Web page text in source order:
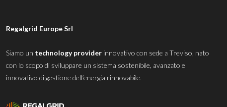
Regalgrid Europe Srl
Siamo un technology provider innovativo con sede a Treviso, nato
con lo scopo di sviluppare un sistema sostenibile, avanzato e
innovativo di gestione dell’energia rinnovabile.